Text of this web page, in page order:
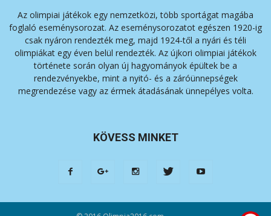
Az olimpiai játékok egy nemzetközi, több sportágat magába
foglaló eseménysorozat. Az eseménysorozatot egészen 1920-ig
csak nyáron rendezték meg, majd 1924-től a nyári és téli
olimpiákat egy éven belül rendezték. Az újkori olimpiai játékok
története során olyan új hagyományok épültek be a
rendezvényekbe, mint a nyitó- és a záróünnepségek
megrendezése vagy az érmek átadásának ünnepélyes volta.
KÖVESS MINKET